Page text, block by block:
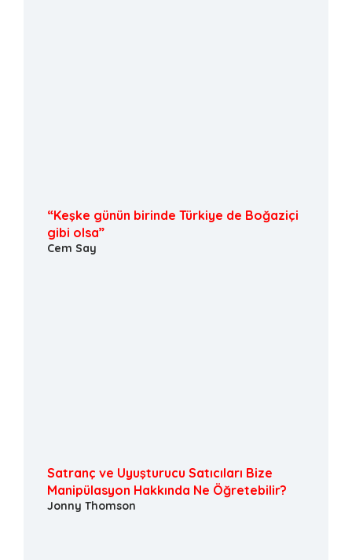
“Keşke günün birinde Türkiye de Boğaziçi
gibi olsa”
Cem Say
Satranç ve Uyuşturucu Satıcıları Bize
Manipülasyon Hakkında Ne Öğretebilir?
Jonny Thomson